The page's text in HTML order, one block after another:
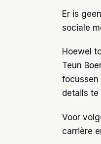
Er is
sociale
Hoewel
Teun
focussen
details te
Voor
carrière